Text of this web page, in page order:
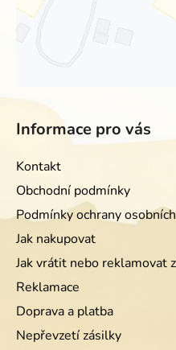
Informace pro vás
Kontakt
Obchodní podmínky
Podmínky ochrany
Jak nakupovat
Jak vrátit nebo reklamovat
Reklamace
Doprava a platba
Nepřevzetí zásilky